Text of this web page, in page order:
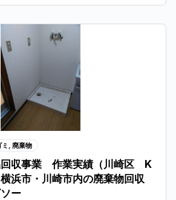
, 廃棄物
回収事業 作業実績（川崎区 K
浜市・川崎市内の廃棄物回収
ソー